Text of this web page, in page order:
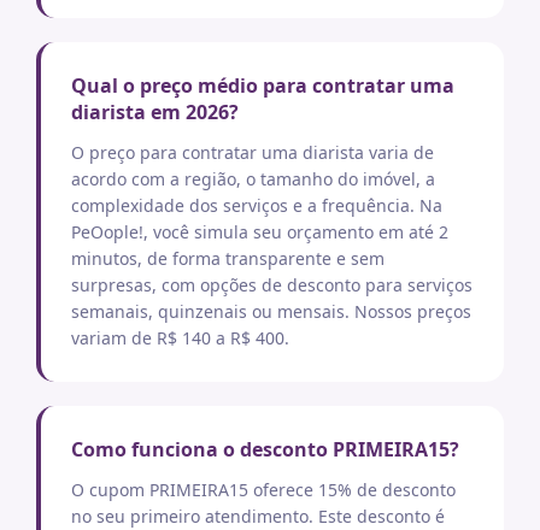
Qual o preço médio para contratar uma
diarista em 2026?
O preço para contratar uma diarista varia de
acordo com a região, o tamanho do imóvel, a
complexidade dos serviços e a frequência. Na
PeOople!, você simula seu orçamento em até 2
minutos, de forma transparente e sem
surpresas, com opções de desconto para serviços
semanais, quinzenais ou mensais. Nossos preços
variam de R$ 140 a R$ 400.
Como funciona o desconto PRIMEIRA15?
O cupom PRIMEIRA15 oferece 15% de desconto
no seu primeiro atendimento. Este desconto é